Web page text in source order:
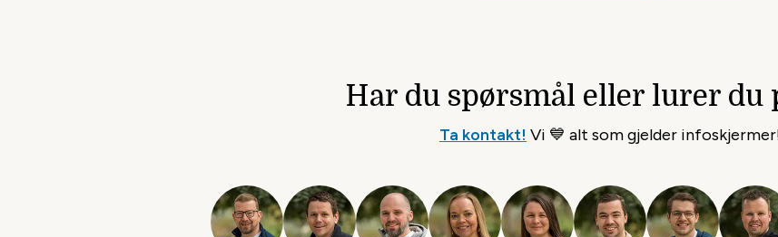
Har du spørsmål eller lurer du
Ta kontakt! Vi 💙 alt som gjelder